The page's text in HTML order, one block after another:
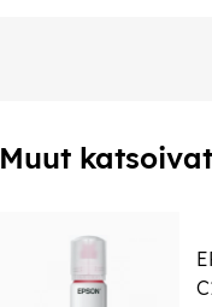
Muut